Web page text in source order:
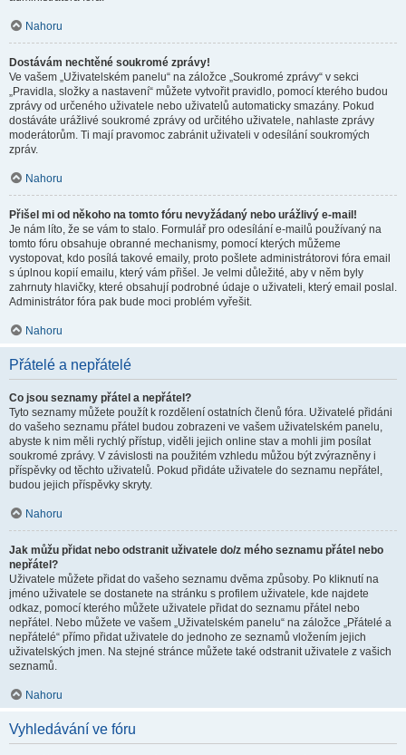
Nahoru
Dostávám nechtěné soukromé zprávy!
Ve vašem „Uživatelském panelu“ na záložce „Soukromé zprávy“ v sekci
„Pravidla, složky a nastavení“ můžete vytvořit pravidlo, pomocí kterého budou
zprávy od určeného uživatele nebo uživatelů automaticky smazány. Pokud
dostáváte urážlivé soukromé zprávy od určitého uživatele, nahlaste zprávy
moderátorům. Ti mají pravomoc zabránit uživateli v odesílání soukromých
zpráv.
Nahoru
Přišel mi od někoho na tomto fóru nevyžádaný nebo urážlivý e-mail!
Je nám líto, že se vám to stalo. Formulář pro odesílání e-mailů používaný na
tomto fóru obsahuje obranné mechanismy, pomocí kterých můžeme
vystopovat, kdo posílá takové emaily, proto pošlete administrátorovi fóra email
s úplnou kopií emailu, který vám přišel. Je velmi důležité, aby v něm byly
zahrnuty hlavičky, které obsahují podrobné údaje o uživateli, který email poslal.
Administrátor fóra pak bude moci problém vyřešit.
Nahoru
Přátelé a nepřátelé
Co jsou seznamy přátel a nepřátel?
Tyto seznamy můžete použít k rozdělení ostatních členů fóra. Uživatelé přidáni
do vašeho seznamu přátel budou zobrazeni ve vašem uživatelském panelu,
abyste k nim měli rychlý přístup, viděli jejich online stav a mohli jim posílat
soukromé zprávy. V závislosti na použitém vzhledu můžou být zvýrazněny i
příspěvky od těchto uživatelů. Pokud přidáte uživatele do seznamu nepřátel,
budou jejich příspěvky skryty.
Nahoru
Jak můžu přidat nebo odstranit uživatele do/z mého seznamu přátel nebo
nepřátel?
Uživatele můžete přidat do vašeho seznamu dvěma způsoby. Po kliknutí na
jméno uživatele se dostanete na stránku s profilem uživatele, kde najdete
odkaz, pomocí kterého můžete uživatele přidat do seznamu přátel nebo
nepřátel. Nebo můžete ve vašem „Uživatelském panelu“ na záložce „Přátelé a
nepřátelé“ přímo přidat uživatele do jednoho ze seznamů vložením jejich
uživatelských jmen. Na stejné stránce můžete také odstranit uživatele z vašich
seznamů.
Nahoru
Vyhledávání ve fóru